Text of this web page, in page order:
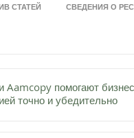
СТАТЕЙ СВЕДЕНИЯ О
Aamcopy помогают
точно и убедительно